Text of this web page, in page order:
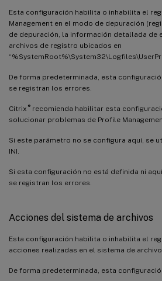
Esta configuración habilita o inhabilita el
Management en el modo de depuración
de depuración, la información detallada de
archivos de registro ubicados en
De forma predeterminada, esta
se registran los errores.
Citrix ®recomienda habilitar esta
solucionar problemas de Profile
Si este parámetro no se configura aquí, se
INI.
Si esta configuración no está definida ni
se registran los errores.
Acciones del sistema de archivos
Esta configuración habilita o inhabilita el
acciones realizadas en el sistema de
De forma predeterminada, esta